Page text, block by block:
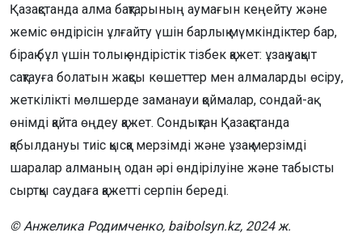
Қазақстанда алма бақтарының аумағын кеңейту және
жеміс өндірісін ұлғайту үшін барлық мүмкіндіктер бар,
бірақ бұл үшін толық өндірістік тізбек қажет: ұзақ уақыт
сақтауға болатын жақсы көшеттер мен алмаларды өсіру,
жеткілікті мөлшерде заманауи қоймалар, сондай-ақ
өнімді қайта өңдеу қажет. Сондықтан Қазақстанда
қабылдануы тиіс қысқа мерзімді және ұзақ мерзімді
шаралар алманың одан әрі өндірілуіне және табысты
сыртқы саудаға қажетті серпін береді.
© Анжелика Родимченко, baibolsyn.kz, 2024 ж.